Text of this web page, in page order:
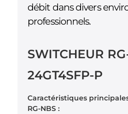
débit dans divers
professionnels.
SWITCHEUR
24GT4SFP-P
Caractéristiques
RG-NBS :